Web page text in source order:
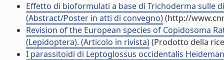
Effetto di bioformulati a base di Trichoderma sulle
(Abstract/Poster in atti di convegno)(http://
Revision of the European species of Copidosoma
(Lepidoptera). (Articolo in rivista)(Prodotto della
I parassitoidi di Leptoglossus occidentalis